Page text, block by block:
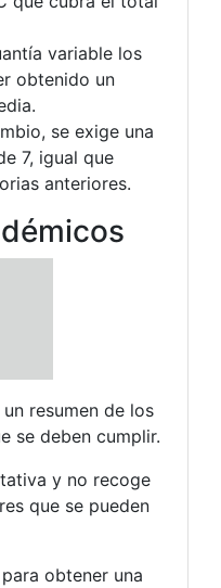
variable los
obtenido un
se exige una
7, igual que
anteriores.
resumen de los
se deben cumplir.
y no recoge
que se pueden
obtener una